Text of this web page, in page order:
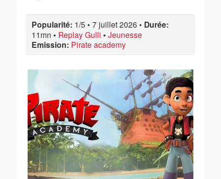
Popularité: 1/5 • 7 juillet 2026 • Durée:
11mn • Replay Gulli • Jeunesse
Emission: Pirate academy